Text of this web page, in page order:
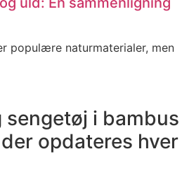
populære naturmaterialer, men
sengetøj i bambus
opdateres hver